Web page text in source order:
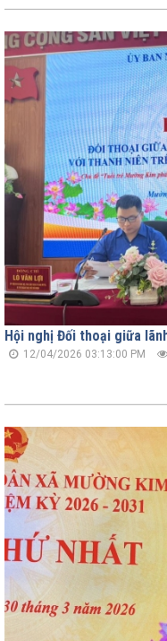
Hội nghị Đối thoại giữa
12/04/2026 03:13:00 PM